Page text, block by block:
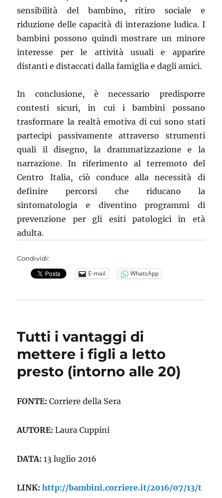
sensibilità del bambino, ritiro sociale e
riduzione delle capacità di interazione ludica. I
bambini possono quindi mostrare un minore
interesse per le attività usuali e apparire
distanti e distaccati dalla famiglia e dagli amici.
In conclusione, è necessario predisporre
contesti sicuri, in cui i bambini possano
trasformare la realtà emotiva di cui sono stati
partecipi passivamente attraverso strumenti
quali il disegno, la drammatizzazione e la
narrazione. In riferimento al terremoto del
Centro Italia, ciò conduce alla necessità di
definire percorsi che riducano la
sintomatologia e diventino programmi di
prevenzione per gli esiti patologici in età
adulta.
Condividi:
E-mail WhatsApp
Tutti i vantaggi di
mettere i figli a letto
presto (intorno alle 20)
FONTE: Corriere della Sera
AUTORE: Laura Cuppini
DATA: 13 luglio 2016
LINK:http://bambini.corriere.it/2016/07/13/t